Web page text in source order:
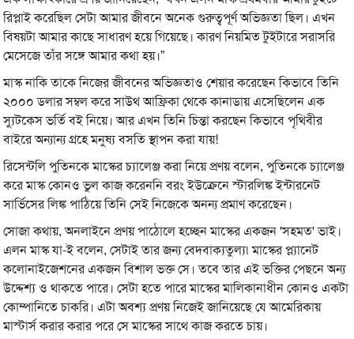
রিপ্লাই করেছিল সেটা আমার জীবনে অনেক গুরুত্বপূর্ণ অভিজ্ঞতা ছিল। এখন
বিষয়টা আমার কাছে সাধারণ হয়ে গিয়েছে। কারণ নিয়মিত টুইটারে সরাসরি
মেসেজে তাঁর সঙ্গে আমার কথা হয়।”
মাস্ক নাকি তাকে নিজের জীবনের অভিজ্ঞতাও শেয়ার করেছেন কিভাবে তিনি
২০০০ ডলার সম্বল করে সাউথ আফ্রিকা থেকে কানাডায় এসেছিলেন এক
স্যুটকেস ভর্তি বই নিয়ে। আর এখন তিনি চিন্তা করছেন কিভাবে পৃথিবীর
বাইরে অন্যান্য গ্রহে মনুষ্য বসতি স্থাপন করা যায়!
রিসেন্টলি পুতিনকে মাস্কের চ্যালেঞ্জ করা নিয়ে প্রণয় বলেন, পুতিনকে চ্যালেঞ্জ
করে মাস্ক কোনও ভুল কাজ করেননি বরং ইউক্রেনে স্টারলিঙ্ক ইন্টারনেট
সার্ভিসের লিঙ্ক পাঠিয়ে তিনি সেই নিজেকে অনন্য প্রমাণ করেছেন।
সোজা কথায়, অনলাইনে প্রণয় পাঠোলে হচ্ছেন মাস্কের একজন 'সহমত' ভাই।
এলন মাস্ক যা-ই বলেন, সেটাই তার জন্য বেদবাক্যতুল্য৷ মাস্কের প্ল্যানেট
কলোনাইজেশনের একজন বিশাল ভক্ত সে। তবে তার এই ভক্তির পেছনে অন্য
উদ্দেশ্য ও থাকতে পারে। সেটা হতে পারে মাস্কের মালিকানাধীন কোনও একটা
কোম্পানিতে চাকরি। এটা অবশ্য প্রণয় নিজেই জানিয়েছে যে আমেরিকায়
মাস্টার্স করার করার পরে সে মাস্কের সাথে কাজ করতে চায়।